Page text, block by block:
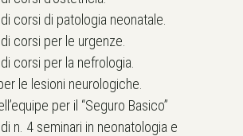
corsi di patologia neonatale.
corsi per le urgenze.
corsi per la nefrologia.
le lesioni neurologiche.
per il “Seguro Basico”
n. 4 seminari in neonatologia e